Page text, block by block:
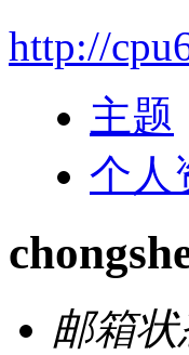
http://
主题
个人
邮箱状